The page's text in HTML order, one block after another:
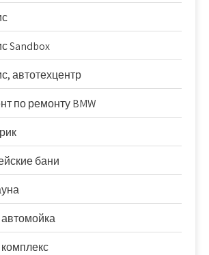
Sandbox
автотехцентр
по ремонту BMW
бани